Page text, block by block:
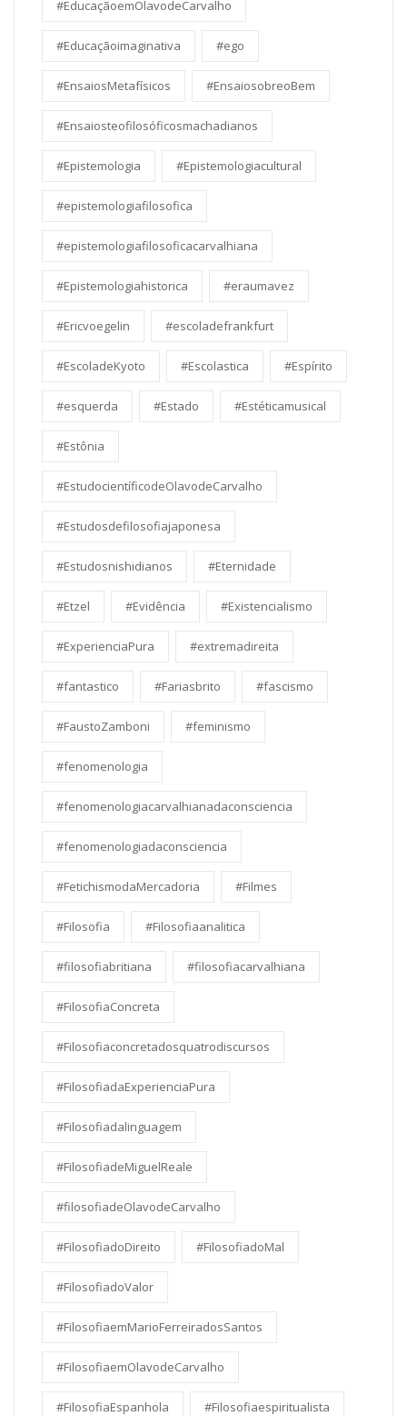
#EducaçãoemOlavodeCarvalho
#Educaçãoimaginativa #ego
#EnsaiosMetafísicos #EnsaiosobreoBem
#Ensaiosteofilosóficosmachadianos
#Epistemologia #Epistemologiacultural
#epistemologiafilosofica
#epistemologiafilosoficacarvalhiana
#Epistemologiahistorica #eraumavez
#Ericvoegelin #escoladefrankfurt
#EscoladeKyoto #Escolastica #Espírito
#esquerda #Estado #Estéticamusical
#Estônia
#EstudocientíficodeOlavodeCarvalho
#Estudosdefilosofiajaponesa
#Estudosnishidianos #Eternidade
#Etzel #Evidência #Existencialismo
#ExperienciaPura #extremadireita
#fantastico #Fariasbrito #fascismo
#FaustoZamboni #feminismo
#fenomenologia
#fenomenologiacarvalhianadaconsciencia
#fenomenologiadaconsciencia
#FetichismodaMercadoria #Filmes
#Filosofia #Filosofiaanalitica
#filosofiabritiana #filosofiacarvalhiana
#FilosofiaConcreta
#Filosofiaconcretadosquatrodiscursos
#FilosofiadaExperienciaPura
#Filosofiadalinguagem
#FilosofiadeMiguelReale
#filosofiadeOlavodeCarvalho
#FilosofiadoDireito #FilosofiadoMal
#FilosofiadoValor
#FilosofiaemMarioFerreiradosSantos
#FilosofiaemOlavodeCarvalho
#FilosofiaEspanhola #Filosofiaespiritualista